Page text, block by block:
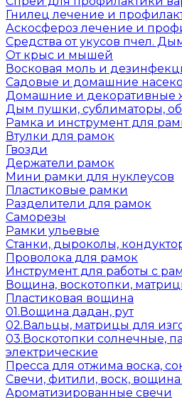
Гнилец лечение и
Аскосфероз лечение и
Средства от укусов пчел.
От крыс и мышей
Восковая моль и
Садовые и домашние
Домашние и декоративные
Дым пушки, сублиматоры,
Рамка и инструмент для
Втулки для рамок
Гвозди
Держатели рамок
Мини рамки для нуклеусов
Пластиковые рамки
Разделители для рамок
Саморезы
Рамки ульевые
Станки, дыроколы,
Проволока для рамок
Инструмент для работы с
Вощина, воскотопки,
Пластиковая вощина
01.Вощина дадан, рут
02.Вальцы, матрицы для
03.Воскотопки солнечные,
электрические
Пресса для отжима воска,
Свечи, фитили, воск,
Ароматизированные свечи